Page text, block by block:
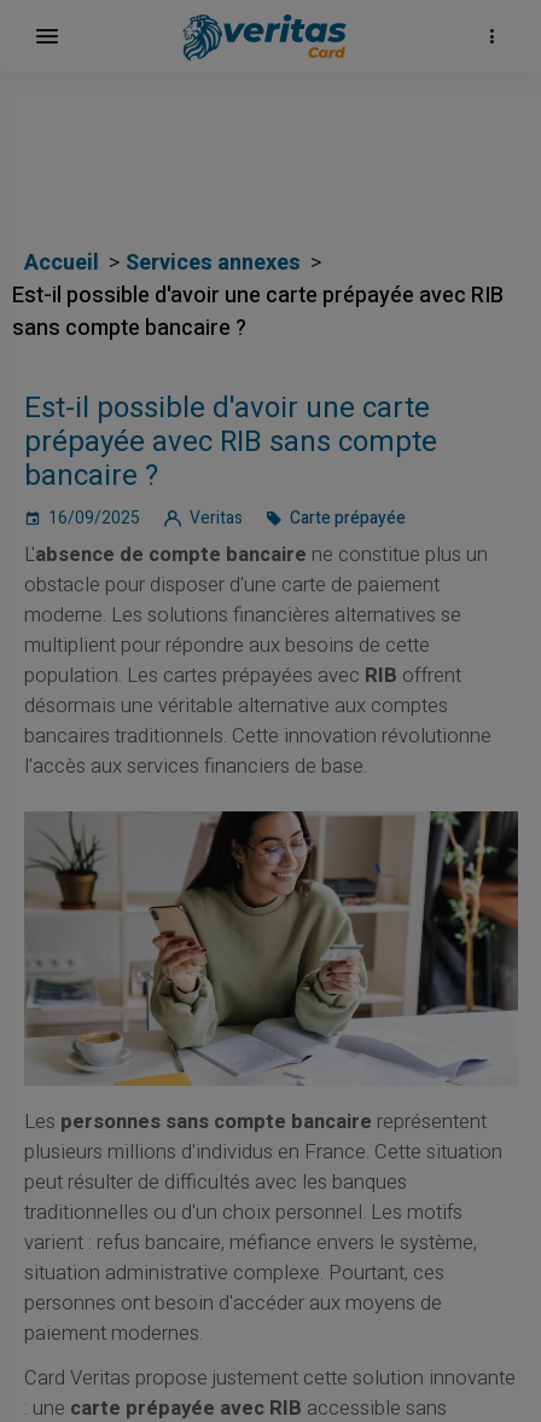
Accueil
Services annexes
Est-il possible d'avoir une carte prépayée avec RIB
sans compte bancaire ?
Est-il possible d'avoir une carte
prépayée avec RIB sans compte
bancaire ?
16/09/2025 Veritas Carte prépayée
L'absence de compte bancaire ne constitue plus un
obstacle pour disposer d'une carte de paiement
moderne. Les solutions financières alternatives se
multiplient pour répondre aux besoins de cette
population. Les cartes prépayées avec RIB offrent
désormais une véritable alternative aux comptes
bancaires traditionnels. Cette innovation révolutionne
l'accès aux services financiers de base.
Les personnes sans compte bancaire représentent
plusieurs millions d'individus en France. Cette situation
peut résulter de difficultés avec les banques
traditionnelles ou d'un choix personnel. Les motifs
varient : refus bancaire, méfiance envers le système,
situation administrative complexe. Pourtant, ces
personnes ont besoin d'accéder aux moyens de
paiement modernes.
Card Veritas propose justement cette solution innovante
: une carte prépayée avec RIB accessible sans